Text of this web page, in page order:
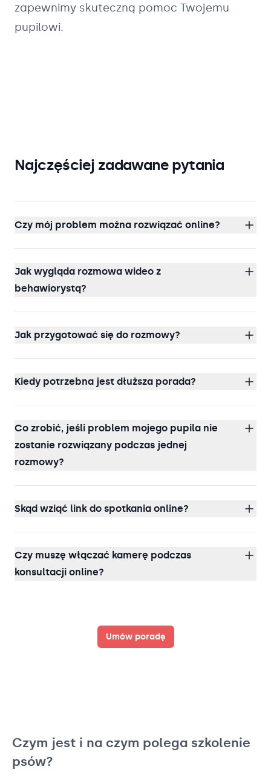
zapewnimy skuteczną pomoc Twojemu
pupilowi.
Najczęściej zadawane pytania
Czy mój problem można rozwiązać online?
Jak wygląda rozmowa wideo z
behawiorystą?
Jak przygotować się do rozmowy?
Kiedy potrzebna jest dłuższa porada?
Co zrobić, jeśli problem mojego pupila nie
zostanie rozwiązany podczas jednej
rozmowy?
Skąd wziąć link do spotkania online?
Czy muszę włączać kamerę podczas
konsultacji online?
Umów poradę
Czym jest i na czym polega szkolenie
psów?